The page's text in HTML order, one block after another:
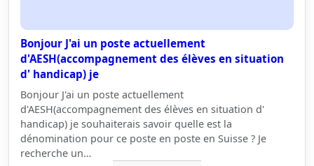
Bonjour J'ai un poste actuellement
d'AESH(accompagnement des élèves en situation
d' handicap) je
Bonjour J'ai un poste actuellement
d'AESH(accompagnement des élèves en situation d'
handicap) je souhaiterais savoir quelle est la
dénomination pour ce poste en poste en Suisse ? Je
recherche un…